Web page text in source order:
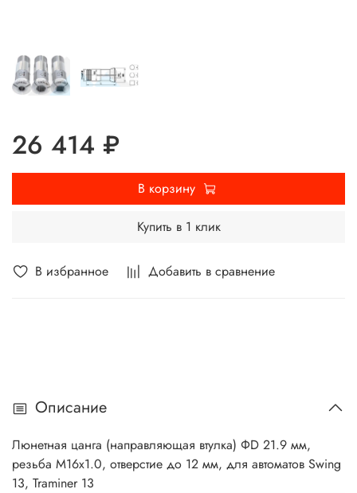
В избранное Добавить в сравнение
26 414 ₽
В корзину
Купить в 1 клик
Описание
Люнетная цанга (направляющая втулка) ΦD 21.9 мм,
резьба M16x1.0, отверстие до 12 мм, для автоматов Swing
13, Traminer 13